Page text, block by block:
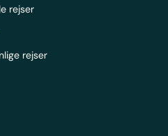
rejser
rejser